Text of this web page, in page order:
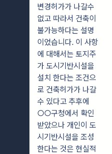
변경허가가 나갈수
없고 따라서 건축이
불가능하다는 설명
이었습니다. 이 사항
에 대해서는 토지주
가 도시기반시설을
설치 한다는 조건으
로 건축허가가 나갈
수 있다고 추후에
○○구청에서 확인
받았으나 개인이 도
시기반시설을 조성
한다는 것은 현실적